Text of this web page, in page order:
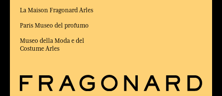
La Maison Fragonard Arles
Paris Museo del profumo
Museo della Moda e del
Costume Arles